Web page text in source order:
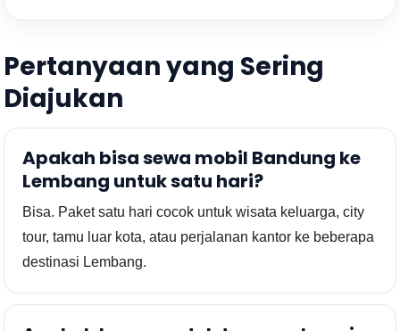
Pertanyaan yang Sering
Diajukan
Apakah bisa sewa mobil Bandung ke
Lembang untuk satu hari?
Bisa. Paket satu hari cocok untuk wisata keluarga, city
tour, tamu luar kota, atau perjalanan kantor ke beberapa
destinasi Lembang.